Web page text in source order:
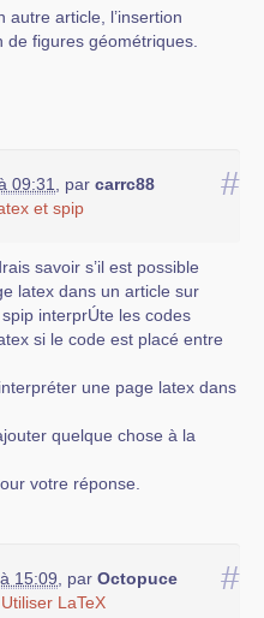
article, l’insertion
de figures géométriques.
#
09:31 par carrc88
et spip
savoir s’il est possible
latex dans un article sur
interprÚte les codes
si le code est placé entre
une page latex dans
quelque chose à la
votre réponse.
#
15:09 par Octopuce
LaTeX